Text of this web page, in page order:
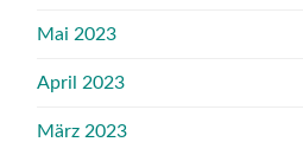
Mai 2023
April 2023
März 2023